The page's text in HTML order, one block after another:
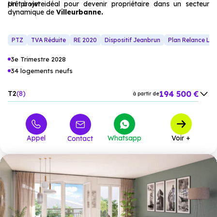
prêt à vivre.
Un projet idéal pour devenir propriétaire dans un secteur
dynamique de Villeurbanne.
PTZ TVA Réduite RE 2020 Dispositif Jeanbrun Plan Relance
3e Trimestre 2028
34 logements neufs
T2 8 à partir de194 500 €
à partir de 308 100 €
à partir de 436 200 €
Appel Contact Whatsapp Voir +